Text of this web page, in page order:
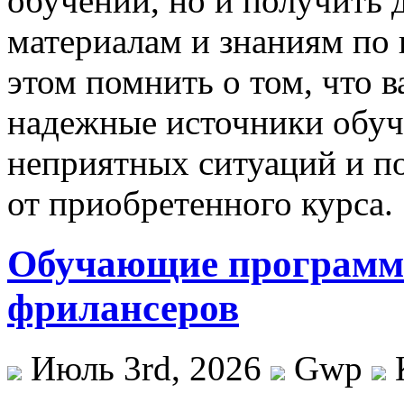
материалам и знаниям
этом помнить о том, что
надежные источники
неприятных ситуаций и
от приобретенного курса.
Обучающие
фрилансеров
Июль 3rd, 2026 Gwp